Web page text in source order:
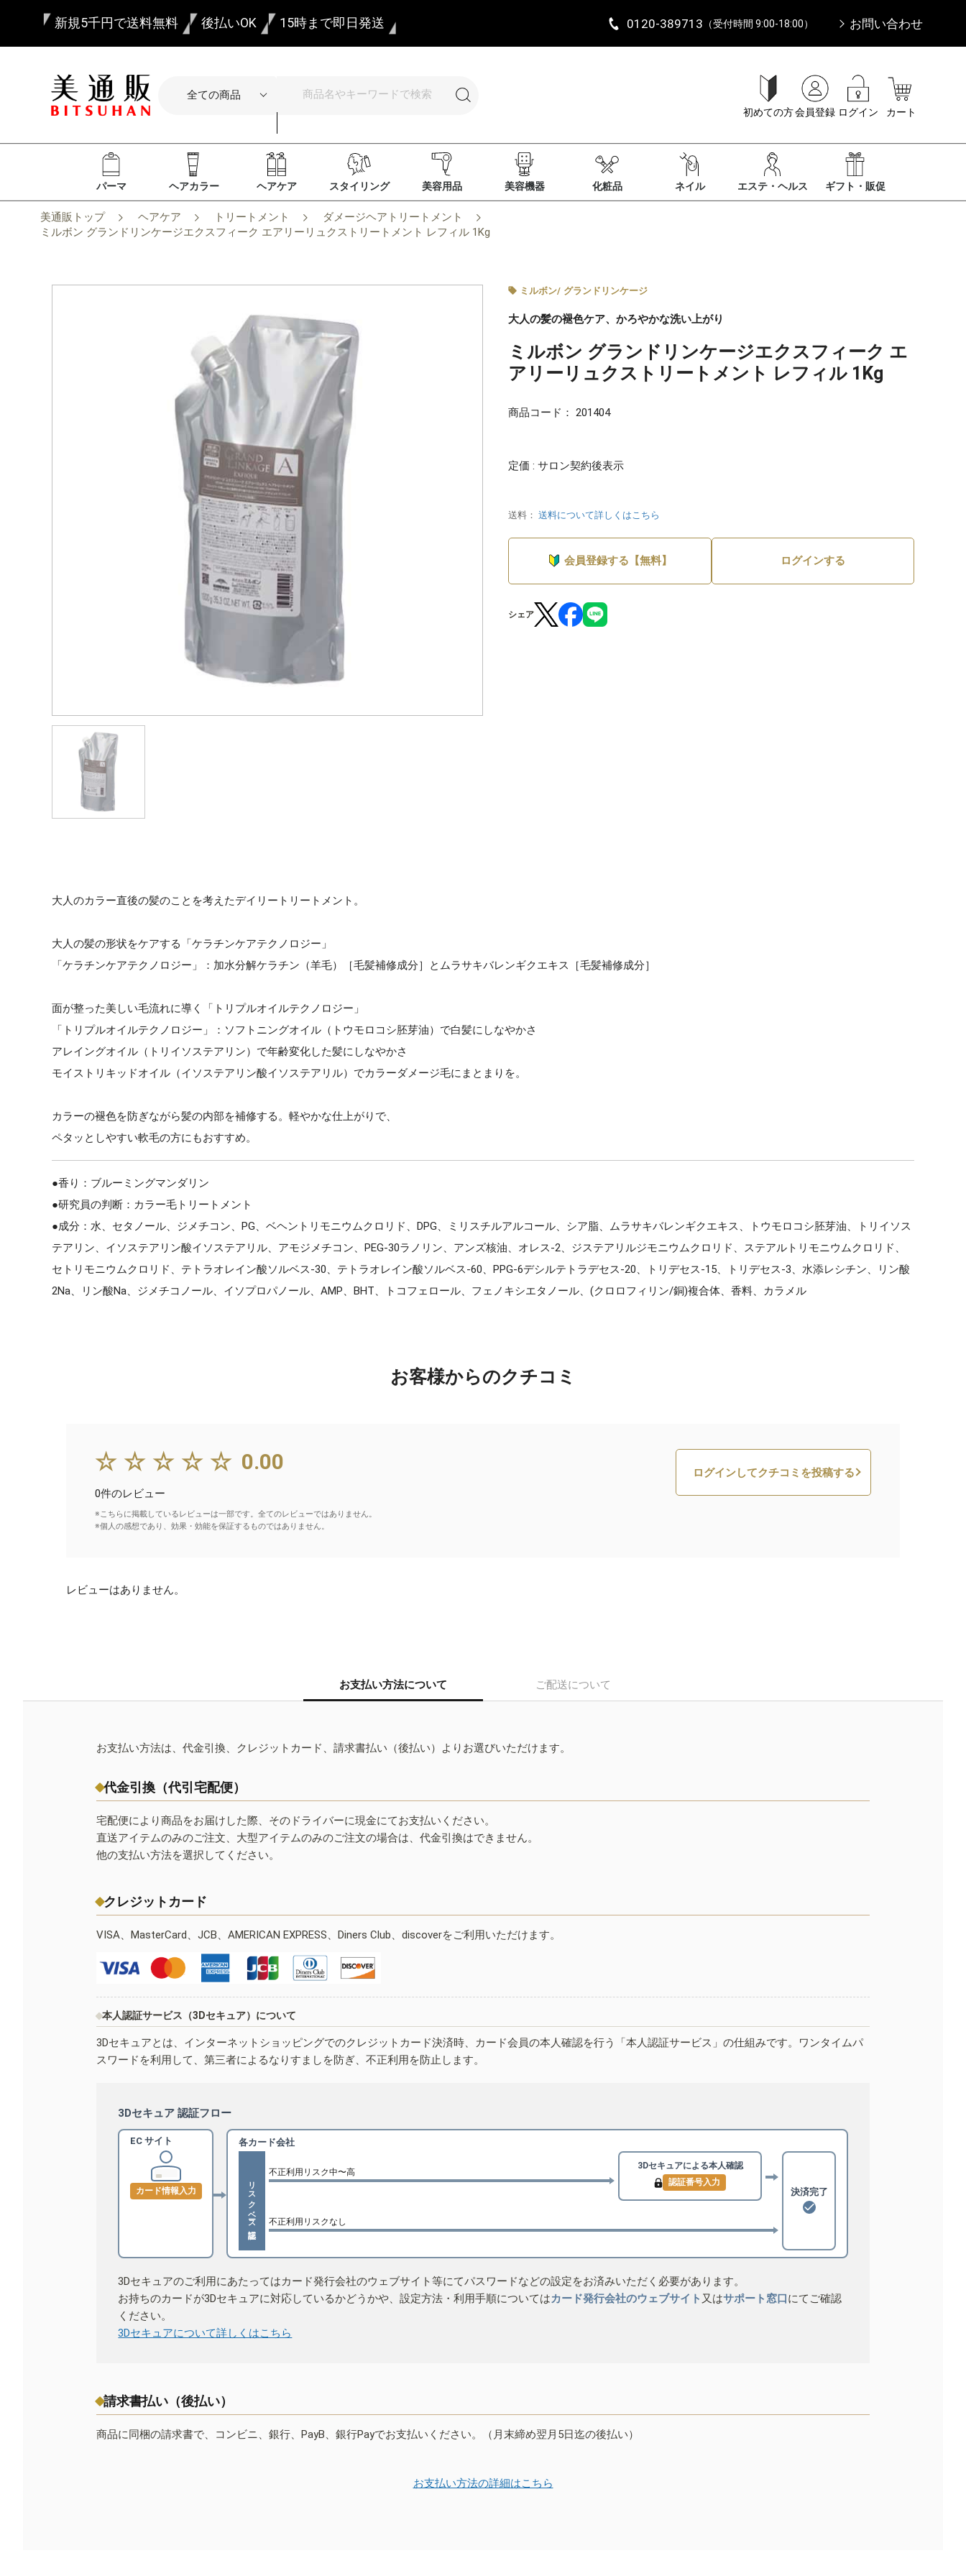
新規5千円で送料無料 後払いOK 15時まで即日発送 0120-389713 （受付時間 9:00-18:00） お問い合わせ
初めての方会員登録 ログイン カート
パーマ ヘアカラー ヘアケア スタイリング 美容用品 美容機器 化粧品 ネイル エステ・ヘルス ギフト・販促
美通販トップ ヘアケア トリートメント
ダメージヘアトリートメント
ミルボン グランドリンケージエクスフィーク エアリーリュクストリートメント レフィル 1Kg
ミルボン/ グランドリンケージ
大人の髪の褪色ケア、かろやかな洗い上がり
ミルボン グランドリンケージエクスフィーク エ
アリーリュクストリートメント レフィル 1Kg
商品コード： 201404
定価 : サロン契約後表示
送料： 送料について詳しくはこちら
会員登録する【無料】 ログインする
シェア
大人のカラー直後の髪のことを考えたデイリートリートメント。
大人の髪の形状をケアする「ケラチンケアテクノロジー」
「ケラチンケアテクノロジー」：加水分解ケラチン（羊毛）［毛髪補修成分］とムラサキバレンギクエキス［毛髪補修成分］
面が整った美しい毛流れに導く「トリプルオイルテクノロジー」
「トリプルオイルテクノロジー」：ソフトニングオイル（トウモロコシ胚芽油）で白髪にしなやかさ
アレイングオイル（トリイソステアリン）で年齢変化した髪にしなやかさ
モイストリキッドオイル（イソステアリン酸イソステアリル）でカラーダメージ毛にまとまりを。
カラーの褪色を防ぎながら髪の内部を補修する。軽やかな仕上がりで、
ペタッとしやすい軟毛の方にもおすすめ。
●香り：ブルーミングマンダリン
●研究員の判断：カラー毛トリートメント
●成分：水、セタノール、ジメチコン、PG、ベヘントリモニウムクロリド、DPG、ミリスチルアルコール、シア脂、ムラサキバレンギクエキス、トウモロコシ胚芽油、トリイソス
テアリン、イソステアリン酸イソステアリル、アモジメチコン、PEG-30ラノリン、アンズ核油、オレス-2、ジステアリルジモニウムクロリド、ステアルトリモニウムクロリド、
セトリモニウムクロリド、テトラオレイン酸ソルベス-30、テトラオレイン酸ソルベス-60、PPG-6デシルテトラデセス-20、トリデセス-15、トリデセス-3、水添レシチン、リン酸
2Na、リン酸Na、ジメチコノール、イソプロパノール、AMP、BHT、トコフェロール、フェノキシエタノール、(クロロフィリン/銅)複合体、香料、カラメル
お客様からのクチコミ
☆☆☆☆☆ 0.00
0件のレビュー
※こちらに掲載しているレビューは一部です。全てのレビューではありません。
※個人の感想であり、効果・効能を保証するものではありません。
ログインしてクチコミを投稿する
レビューはありません。
お支払い方法について ご配送について
お支払い方法は、代金引換、クレジットカード、請求書払い（後払い）よりお選びいただけます。
代金引換（代引宅配便）
宅配便により商品をお届けした際、そのドライバーに現金にてお支払いください。
直送アイテムのみのご注文、大型アイテムのみのご注文の場合は、代金引換はできません。
他の支払い方法を選択してください。
クレジットカード
VISA、MasterCard、JCB、AMERICAN EXPRESS、Diners Club、discoverをご利用いただけます。
本人認証サービス（3Dセキュア）について
3Dセキュアとは、インターネットショッピングでのクレジットカード決済時、カード会員の本人確認を行う「本人認証サービス」の仕組みです。ワンタイムパ
スワードを利用して、第三者によるなりすましを防ぎ、不正利用を防止します。
3Dセキュア 認証フロー
EC サイト
カード情報入力
各カード会社
リスクベース認証
不正利用リスク中〜高
3Dセキュアによる本人確認
認証番号入力
不正利用リスクなし
決済完了
3Dセキュアのご利用にあたってはカード発行会社のウェブサイト等にてパスワードなどの設定をお済みいただく必要があります。
お持ちのカードが3Dセキュアに対応しているかどうかや、設定方法・利用手順についてはカード発行会社のウェブサイト 又はサポート窓口にてご確認
ください。
3Dセキュアについて詳しくはこちら
請求書払い（後払い）
商品に同梱の請求書で、コンビニ、銀行、PayB、銀行Payでお支払いください。（月末締め翌月5日迄の後払い）
お支払い方法の詳細はこちら